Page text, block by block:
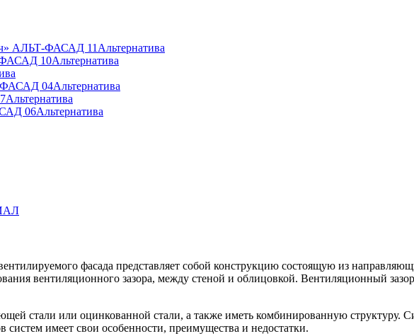
АЛЬТ-ФАСАД 11 Альтернатива
ФАСАД 10Альтернатива
ФАСАД 04Альтернатива
Альтернатива
06Альтернатива
фасада представляет собой конструкцию состоящую из
вентиляционного зазора, между стеной и облицовкой. Вентиляционный
стали или оцинкованной стали, а также иметь комбинированную структуру.
имеет свои особенности, преимущества и недостатки.